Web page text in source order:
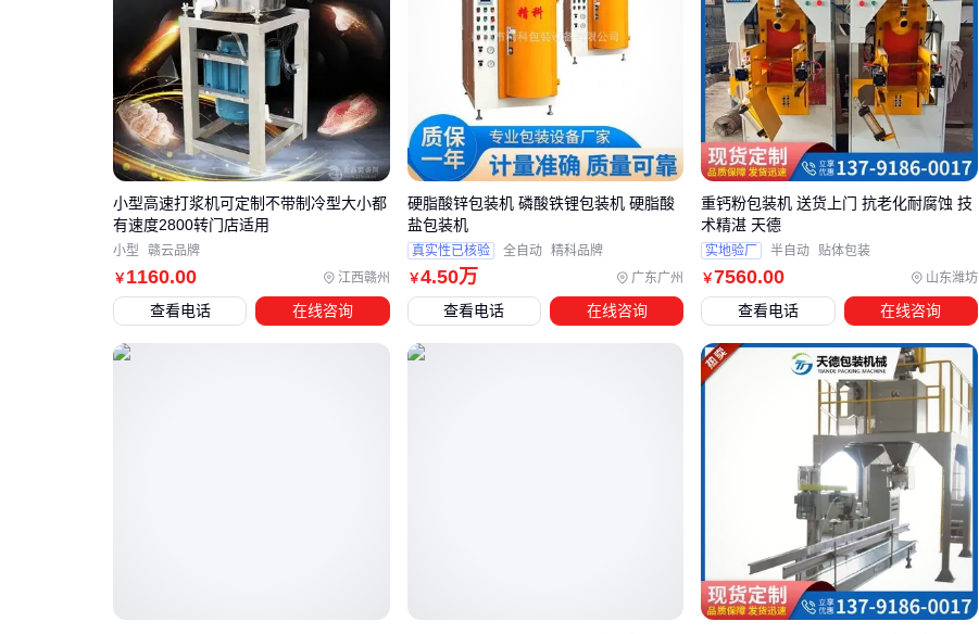
虑以下两类针对性解决方案：
高粘度液体包装机
：采用加压或真空灌装设计，配备
防滴漏转阀和加厚料斗，更适合处理粘稠液体
称重式包装机：通过动态称重实现高精度计量，对粘度变化
适应性更强，尤其适合需要严格控重的场景
高粘度液体包装机的关键优势在于其特殊流道设计和稳定气压
系统。不锈钢三通转阀能减少残留，而可调节的灌装压力确保
不同批次葡萄糖浆的包装一致性。这类设备通常需要配套粘度
检测装置来实时调整参数。
粘度波动较大的葡萄糖浆同样有效。不过要注意选择带有防粘
涂层的给料系统，避免糖浆结晶导致计量偏差。这类方案更适
实际选型时还需考虑生产线衔接问题。例如采用全自动膏体灌
坡度，而称重式设备则要预
留足够的校秤空间。这些配套需求会直接影响最终方案的性价
四、葡萄糖浆包装生产线需要哪些配套设备才能高效运
￥ 1160.00 江西赣州
小型高速打浆机可定制不带制冷型大小都
有速度2800转门店适用
小型 赣云品牌
查看电话 在线咨询
￥4.50万 广东广州
硬脂酸锌包装机 磷酸铁锂包装机 硬脂酸
盐包装机
真实性已核验 全自动 精科品牌
查看电话 在线咨询
￥7560.00 山东潍坊
重钙粉包装机 送货上门 抗老化耐腐蚀 技
术精湛 天德
实地验厂 半自动 贴体包装
查看电话 在线咨询